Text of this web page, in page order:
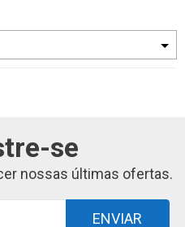
se
nossas últimas ofertas.
ENVIAR